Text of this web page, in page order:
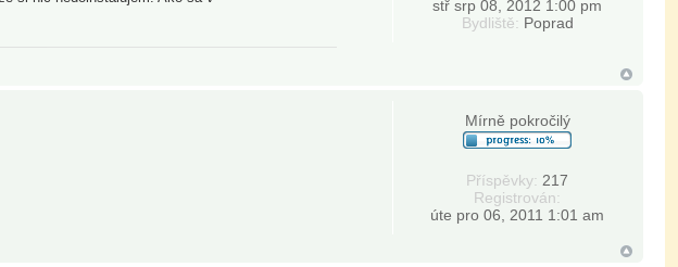
stř srp 08, 2012 1:00 pm
Bydliště: Poprad
Mírně pokročilý
Příspěvky: 217
Registrován:
úte pro 06, 2011 1:01 am